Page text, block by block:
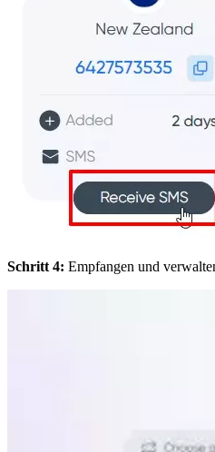
Schritt 4: Empfangen und